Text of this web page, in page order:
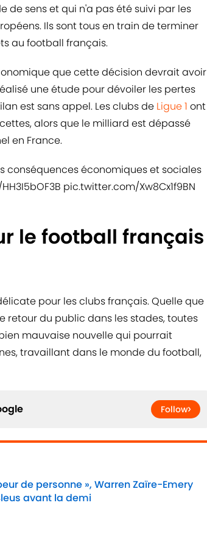
de sens et qui n'a pas été suivi par les
Ils sont tous en train de terminer
au football français.
que cette décision devrait avoir
une étude pour dévoiler les pertes
est sans appel. Les clubs de Ligue 1 ont
alors que le milliard est dépassé
en France.
conséquences économiques et sociales
pic.twitter.com/Xw8Cx1f9BN
le football français
pour les clubs français. Quelle que
retour du public dans les stades, toutes
mauvaise nouvelle qui pourrait
travaillant dans le monde du football,
Follow
de personne », Warren Zaïre-Emery
avant la demi